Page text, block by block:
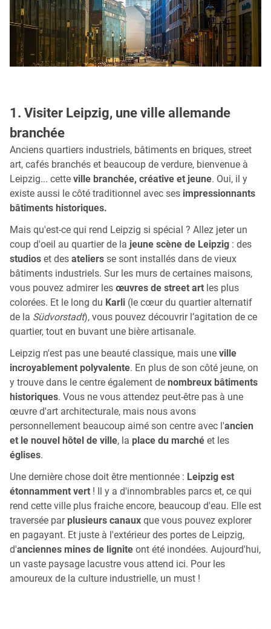
1. Visiter Leipzig, une ville allemande
branchée
Anciens quartiers industriels, bâtiments en briques, street
art, cafés branchés et beaucoup de verdure, bienvenue à
Leipzig... cette ville branchée, créative et jeune. Oui, il y
existe aussi le côté traditionnel avec ses impressionnants
bâtiments historiques.
Mais qu'est-ce qui rend Leipzig si spécial ? Allez jeter un
coup d'oeil au quartier de la jeune scène de Leipzig : des
studios et des ateliers se sont installés dans de vieux
bâtiments industriels. Sur les murs de certaines maisons,
vous pouvez admirer les œuvres de street art les plus
colorées. Et le long du Karli (le cœur du quartier alternatif
de la Südvorstadt), vous pouvez découvrir l’agitation de ce
quartier, tout en buvant une bière artisanale.
Leipzig n'est pas une beauté classique, mais une ville
incroyablement polyvalente. En plus de son côté jeune, on
y trouve dans le centre également de nombreux bâtiments
historiques. Vous ne vous attendez peut-être pas à une
œuvre d'art architecturale, mais nous avons
personnellement beaucoup aimé son centre avec l'ancien
et le nouvel hôtel de ville, la place du marché et les
églises.
Une dernière chose doit être mentionnée : Leipzig est
étonnamment vert ! Il y a d'innombrables parcs et, ce qui
rend cette ville plus fraiche encore, beaucoup d'eau. Elle est
traversée par plusieurs canaux que vous pouvez explorer
en pagayant. Et juste à l'extérieur des portes de Leipzig,
d'anciennes mines de lignite ont été inondées. Aujourd'hui,
un vaste paysage lacustre vous attend ici. Pour les
amoureux de la culture industrielle, un must !